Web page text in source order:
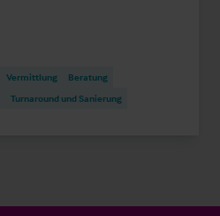
Vermittlung
Beratung
Turnaround und Sanierung